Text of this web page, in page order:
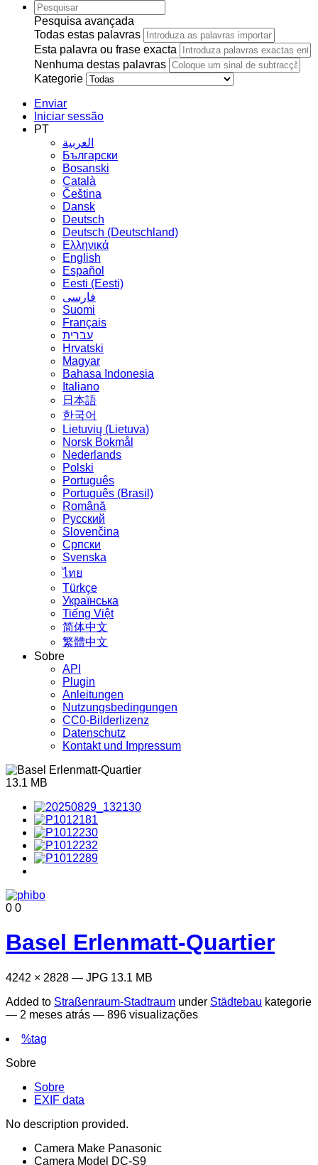
Pesquisa avançada
Todas estas palavras
Esta palavra ou frase exacta
Nenhuma destas palavras
Kategorie
Enviar
Iniciar sessão
PT
العربية
Български
Bosanski
Сatalà
Čeština
Dansk
Deutsch
Deutsch (Deutschland)
Ελληνικά
English
Español
Eesti (Eesti)
فارسی
Suomi
Français
עברית
Hrvatski
Magyar
Bahasa Indonesia
Italiano
日本語
한국어
Lietuvių (Lietuva)
‪Norsk Bokmål‬
Nederlands
Polski
Português
Português (Brasil)
Română
Русский
Slovenčina
Српски
Svenska
ไทย
Türkçe
Українська
Tiếng Việt
简体中文
繁體中文
Sobre
API
Plugin
Anleitungen
Nutzungsbedingungen
CC0-Bilderlizenz
Datenschutz
Kontakt und Impressum
13.1 MB
0 0
Basel Erlenmatt-Quartier
4242 × 2828 — JPG 13.1 MB
Added to Straßenraum-Stadtraum under Städtebau kategorie
— 2 meses atrás — 896 visualizações
%tag
Sobre
Sobre
EXIF data
No description provided.
Camera Make Panasonic
Camera Model DC-S9